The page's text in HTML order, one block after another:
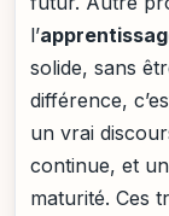
l’
solide, sans
différence,
un vrai
continue, et
maturité. Ces